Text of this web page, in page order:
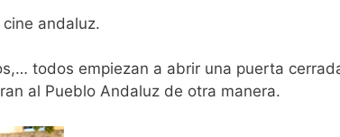
andaluz.
todos empiezan a abrir una puerta
al Pueblo Andaluz de otra manera.